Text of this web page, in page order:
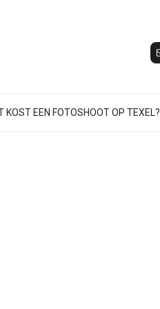
KOST EEN FOTOSHOOT OP TEXEL?